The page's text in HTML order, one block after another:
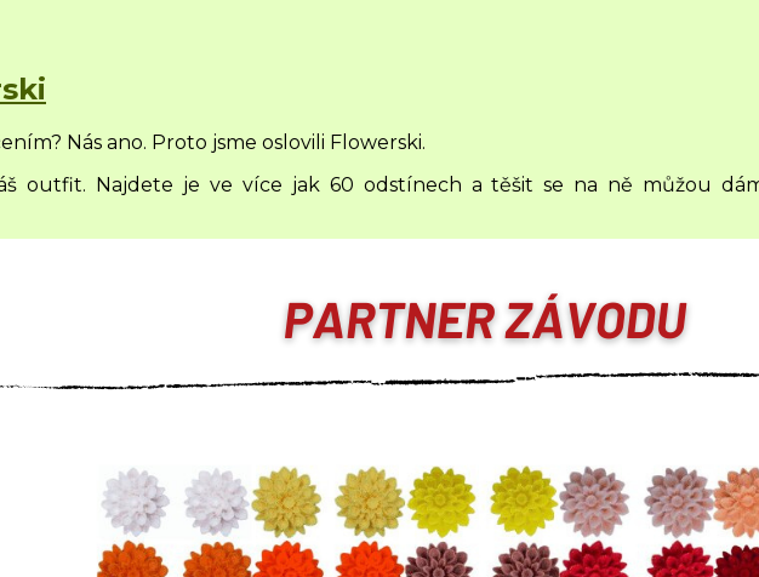
Nás ano. Proto jsme oslovili Flowerski.
outfit. Najdete je ve více jak 60 odstínech a těšit se na ně můžou